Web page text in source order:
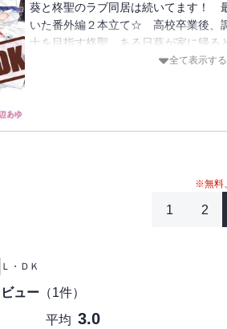
葵と柊聖のラブ同居は続いてます！
いた番外編２本立て☆ 高校卒業後、
士を目指す柊聖。ある日葵が家に帰
に、もっともっと君を好きになる！
全て表示する
※無料
1 2
Ｌ・ＤＫ
ュー （1件）
平均 3.0